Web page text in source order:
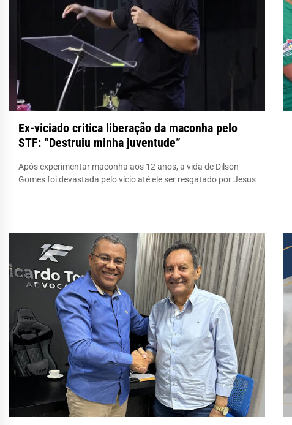
Ex-viciado critica liberação da maconha pelo
STF: “Destruiu minha juventude”
Após experimentar maconha aos 12 anos, a vida de Dilson
Gomes foi devastada pelo vício até ele ser resgatado por Jesus